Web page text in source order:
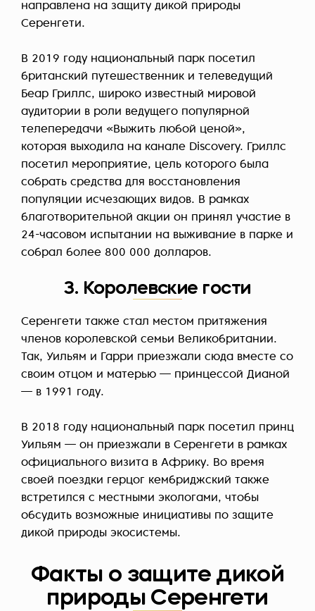
направлена на защиту дикой природы
Серенгети.
В 2019 году национальный парк посетил
британский путешественник и телеведущий
Беар Гриллс, широко известный мировой
аудитории в роли ведущего популярной
телепередачи «Выжить любой ценой»,
которая выходила на канале Discovery. Гриллс
посетил мероприятие, цель которого была
собрать средства для восстановления
популяции исчезающих видов. В рамках
благотворительной акции он принял участие в
24-часовом испытании на выживание в парке и
собрал более 800 000 долларов.
3. Королевские гости
Серенгети также стал местом притяжения
членов королевской семьи Великобритании.
Так, Уильям и Гарри приезжали сюда вместе со
своим отцом и матерью — принцессой Дианой
— в 1991 году.
В 2018 году национальный парк посетил принц
Уильям — он приезжали в Серенгети в рамках
официального визита в Африку. Во время
своей поездки герцог кембриджский также
встретился с местными экологами, чтобы
обсудить возможные инициативы по защите
дикой природы экосистемы.
Факты о защите дикой
природы Серенгети